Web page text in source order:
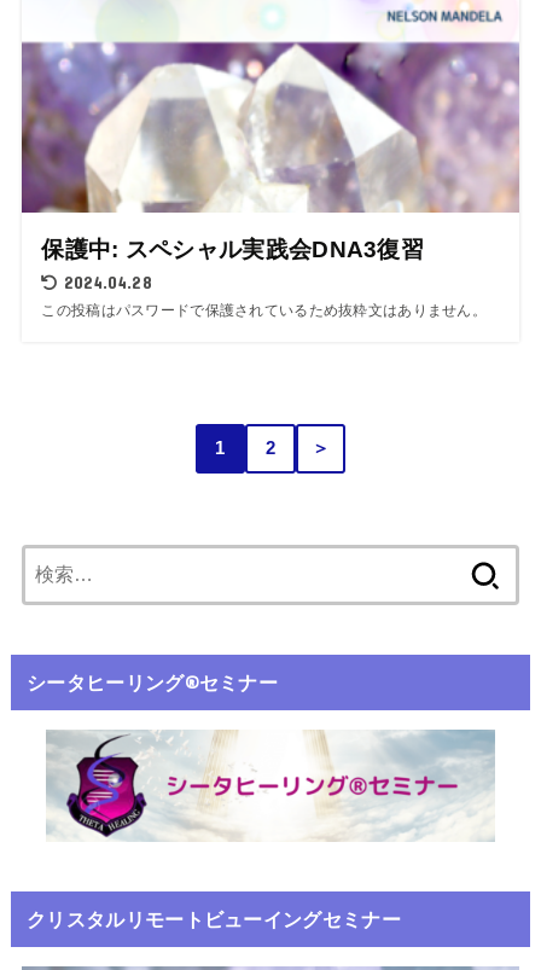
保護中: スペシャル実践会DNA3復習
2024.04.28
この投稿はパスワードで保護されているため抜粋文はありません。
1 2 ＞
シータヒーリング®️セミナー
クリスタルリモートビューイングセミナー